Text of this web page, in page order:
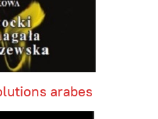
arabes